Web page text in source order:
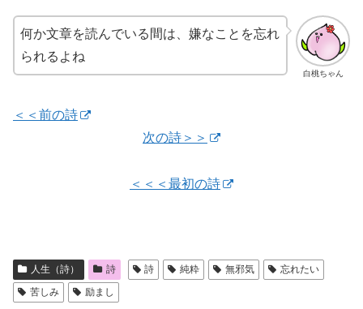
白桃ちゃん
何か文章を読んでいる間は、嫌なことを忘れ
られるよね
＜＜前の詩
次の詩＞＞
＜＜＜最初の詩
人生（詩） 詩 詩 純粋 無邪気
忘れたい
苦しみ
励まし